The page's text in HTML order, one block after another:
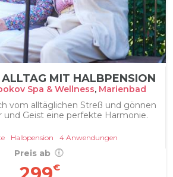
ALLTAG MIT HALBPENSION
Spa & Wellness, Marienbad
vom alltäglichen Streß und gönnen
und Geist eine perfekte Harmonie.
Halbpension 4 Anwendungen
Preis ab
€